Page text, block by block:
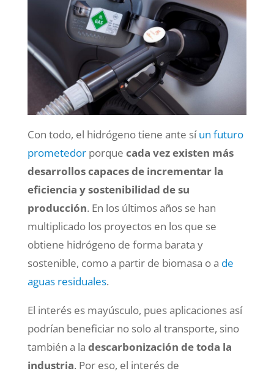
Con todo, el hidrógeno tiene ante síun futuro
prometedorporque cada vez existen más
desarrollos capaces de incrementar la
eficiencia y sostenibilidad de su
producción. En los últimos años se han
multiplicado los proyectos en los que se
obtiene hidrógeno de forma barata y
sostenible, como a partir de biomasa o a de
aguas residuales.
El interés es mayúsculo, pues aplicaciones así
podrían beneficiar no solo al transporte, sino
también a la descarbonización de toda la
industria. Por eso, el interés de